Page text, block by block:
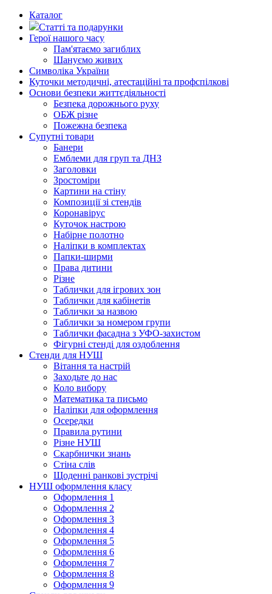
Каталог
Статті та подарунки
Герої нашого часу
Пам'ятаємо загиблих
Шануємо живих
Символіка України
Куточки методичні, атестаційні та профспілкові
Основи безпеки життєдіяльності
Безпека дорожнього руху
ОБЖ різне
Пожежна безпека
Супутні товари
Банери
Емблеми для груп та ДНЗ
Заголовки
Зростоміри
Картини на стіну
Композиції зі стендів
Коронавірус
Куточок настрою
Набірне полотно
Наліпки в комплектах
Папки-ширми
Права дитини
Різне
Таблички для ігрових зон
Таблички для кабінетів
Таблички за назвою
Таблички за номером групи
Таблички фасадна з УФО-захистом
Фігурні стенді для оздоблення
Стенди для НУШ
Вітання та настрій
Заходьте до нас
Коло вибору
Математика та письмо
Наліпки для оформлення
Осередки
Правила рутини
Різне НУШ
Скарбнички знань
Стіна слів
Щоденні ранкові зустрічі
НУШ оформлення класу
Оформлення 1
Оформлення 2
Оформлення 3
Оформлення 4
Оформлення 5
Оформлення 6
Оформлення 7
Оформлення 8
Оформлення 9